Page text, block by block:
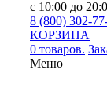
с 10:00 до
8 (800) 302-
КОРЗИНА
0 товаров.
Меню